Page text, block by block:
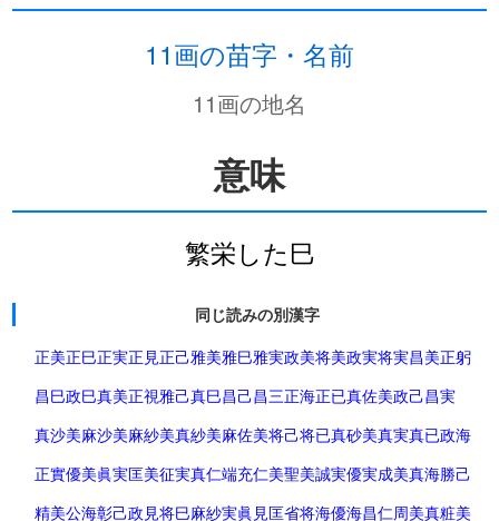
11画の苗字・名前
11画の地名
意味
繁栄した巳
同じ読みの別漢字
正美正巳正実正見正己雅美雅巳雅実政美将美政実将実昌美正躬
昌巳政巳真美正視雅己真巳昌己昌三正海正已真佐美政己昌実
真沙美麻沙美麻紗美真紗美麻佐美将己将已真砂美真実真已政海
正實優美眞実匡美征実真仁端充仁美聖美誠実優実成美真海勝己
精美公海彰己政見将巳麻紗実眞見匡省将海優海昌仁周美真粧美